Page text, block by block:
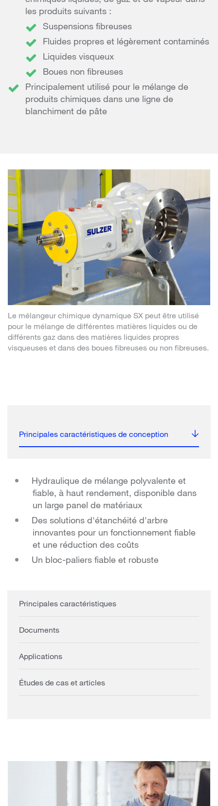
les produits suivants :
Suspensions fibreuses
Fluides propres et légèrement contaminés
Liquides visqueux
Boues non fibreuses
Principalement utilisé pour le mélange de
produits chimiques dans une ligne de
blanchiment de pâte
Le mélangeur chimique dynamique SX peut être utilisé
pour le mélange de différentes matières liquides ou de
différents gaz dans des matières liquides propres
visqueuses et dans des boues fibreuses ou non fibreuses.
Principales caractéristiques de conception
Hydraulique de mélange polyvalente et
fiable, à haut rendement, disponible dans
un large panel de matériaux
Des solutions d'étanchéité d'arbre
innovantes pour un fonctionnement fiable
et une réduction des coûts
Un bloc-paliers fiable et robuste
Principales caractéristiques
Documents
Applications
Études de cas et articles